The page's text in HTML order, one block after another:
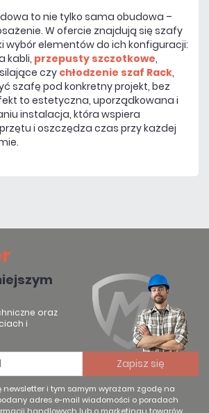
to nie tylko sama obudowa –
W ofercie znajdują się szafy
wybór elementów do ich konfiguracji:
kabli, przepusty szczotkowe,
czy chłodzenie szaf Rack,
szafę pod konkretny projekt, bez
to estetyczna, uporządkowana i
instalacja, która wspiera
i oszczędza czas przy każdej
oraz
i
newsletter i tym samym wyrażam zgodę na
adres e-mail wiadomości o poradach